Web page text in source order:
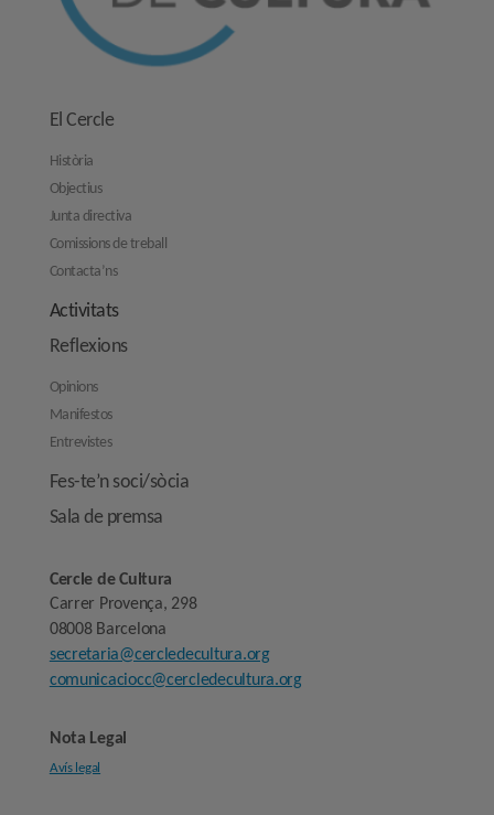
El Cercle
Història
Objectius
Junta directiva
Comissions de treball
Contacta’ns
Activitats
Reflexions
Opinions
Manifestos
Entrevistes
Fes-te’n soci/sòcia
Sala de premsa
Cercle de Cultura
Carrer Provença, 298
08008 Barcelona
secretaria@cercledecultura.org
comunicaciocc@cercledecultura.org
Nota Legal
Avís legal